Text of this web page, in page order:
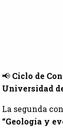
📢 Ciclo de
Universidad
La segunda
“Geología y